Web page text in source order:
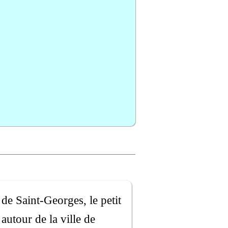
Saint-Georges, le petit
de la ville de